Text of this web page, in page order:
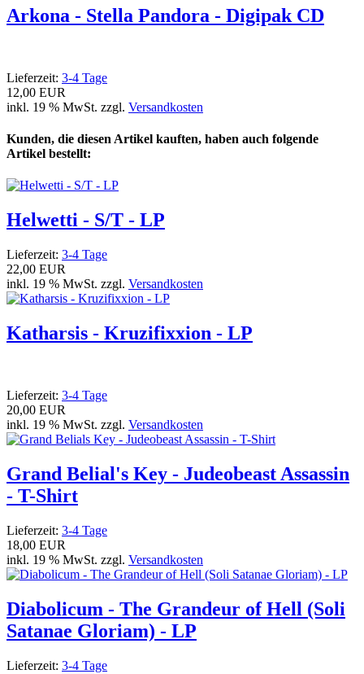
Arkona - Stella Pandora - Digipak CD
Lieferzeit: 3-4 Tage
12,00 EUR
inkl. 19 % MwSt. zzgl. Versandkosten
Kunden, die diesen Artikel kauften, haben auch folgende
Artikel bestellt:
Helwetti - S/T - LP
Lieferzeit: 3-4 Tage
22,00 EUR
inkl. 19 % MwSt. zzgl. Versandkosten
Katharsis - Kruzifixxion - LP
Lieferzeit: 3-4 Tage
20,00 EUR
inkl. 19 % MwSt. zzgl. Versandkosten
Grand Belial's Key - Judeobeast Assassin
- T-Shirt
Lieferzeit: 3-4 Tage
18,00 EUR
inkl. 19 % MwSt. zzgl. Versandkosten
Diabolicum - The Grandeur of Hell (Soli
Satanae Gloriam) - LP
Lieferzeit: 3-4 Tage